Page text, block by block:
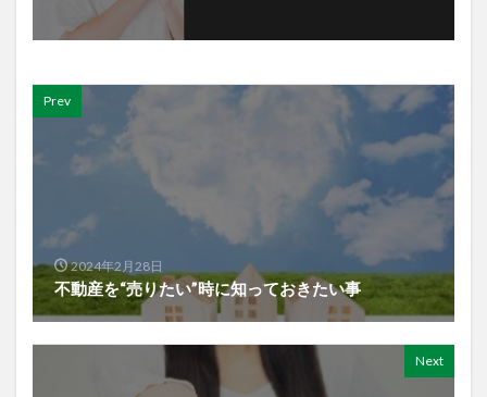
Prev
2024年2月28日
不動産を“売りたい”時に知っておきたい事
Next